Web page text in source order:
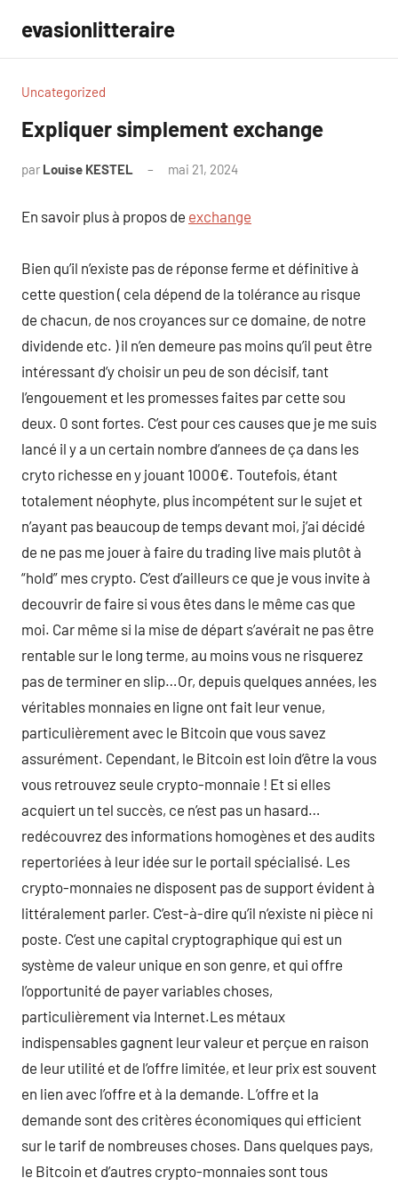
contenu
evasionlitteraire
Uncategorized
Expliquer simplement exchange
par Louise KESTEL mai 21, 2024
En savoir plus à propos de exchange
Bien qu’il n’existe pas de réponse ferme et définitive à
cette question ( cela dépend de la tolérance au risque
de chacun, de nos croyances sur ce domaine, de notre
dividende etc. ) il n’en demeure pas moins qu’il peut être
intéressant d’y choisir un peu de son décisif, tant
l’engouement et les promesses faites par cette sou
deux. 0 sont fortes. C’est pour ces causes que je me suis
lancé il y a un certain nombre d’annees de ça dans les
cryto richesse en y jouant 1000€. Toutefois, étant
totalement néophyte, plus incompétent sur le sujet et
n’ayant pas beaucoup de temps devant moi, j’ai décidé
de ne pas me jouer à faire du trading live mais plutôt à
“hold” mes crypto. C’est d’ailleurs ce que je vous invite à
decouvrir de faire si vous êtes dans le même cas que
moi. Car même si la mise de départ s’avérait ne pas être
rentable sur le long terme, au moins vous ne risquerez
pas de terminer en slip…Or, depuis quelques années, les
véritables monnaies en ligne ont fait leur venue,
particulièrement avec le Bitcoin que vous savez
assurément. Cependant, le Bitcoin est loin d’être la vous
vous retrouvez seule crypto-monnaie ! Et si elles
acquiert un tel succès, ce n’est pas un hasard…
redécouvrez des informations homogènes et des audits
repertoriées à leur idée sur le portail spécialisé. Les
crypto-monnaies ne disposent pas de support évident à
littéralement parler. C’est-à-dire qu’il n’existe ni pièce ni
poste. C’est une capital cryptographique qui est un
système de valeur unique en son genre, et qui offre
l’opportunité de payer variables choses,
particulièrement via Internet.Les métaux
indispensables gagnent leur valeur et perçue en raison
de leur utilité et de l’offre limitée, et leur prix est souvent
en lien avec l’offre et à la demande. L’offre et la
demande sont des critères économiques qui efficient
sur le tarif de nombreuses choses. Dans quelques pays,
le Bitcoin et d’autres crypto-monnaies sont tous